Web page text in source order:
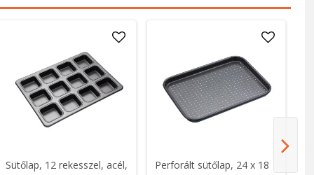
Sütőlap, 12 rekesszel, acél,
Perforált sütőlap, 24 x 18